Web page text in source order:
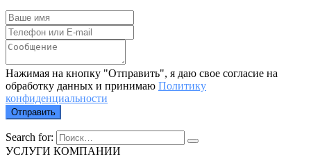
Нажимая на кнопку "Отправить", я даю свое согласие на
обработку данных и принимаю Политику
конфиденциальности
Отправить
Search for:
УСЛУГИ КОМПАНИИ